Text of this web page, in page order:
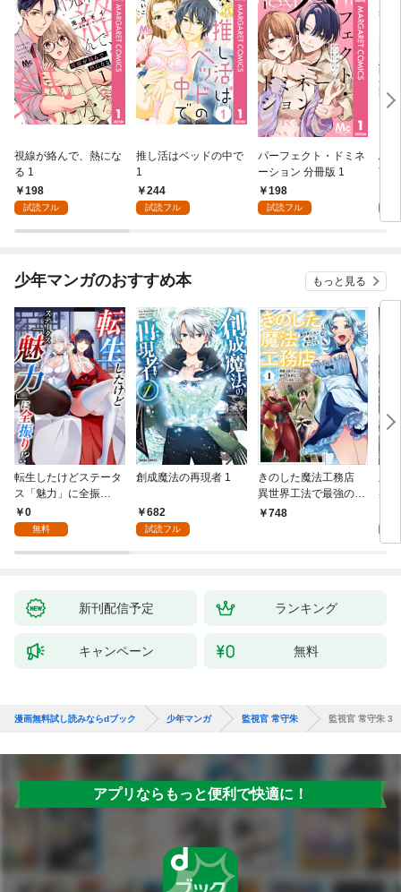
視線が絡んで、熱にな
る 1
198
試読フル
推し活はベッドの中で
1
244
試読フル
パーフェクト・ドミネ
ーション 分冊版 1
198
試読フル
ふ
言
少年マンガのおすすめ本 もっと見る
転生したけどステータ
ス「魅力」に全振
り！？(1)
0
無料
創成魔法の再現者 1
682
試読フル
きのした魔法工務店
異世界工法で最強の家
づくりを（コミック）
748
兆
る
新刊配信予定 ランキング
キャンペーン 無料
漫画無料試し読みならdブック 少年マンガ 監視官 常守朱 監視官 常守朱 3
アプリならもっと便利で快適に！